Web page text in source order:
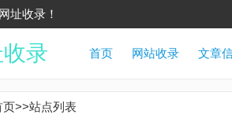
址收录！
录 首页 网站收录 文章
页>>站点列表